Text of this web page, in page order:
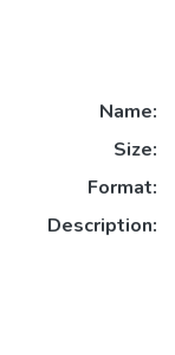
Name:
Size:
Format:
Description: